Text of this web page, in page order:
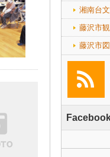
湘南台
藤沢市
藤沢市